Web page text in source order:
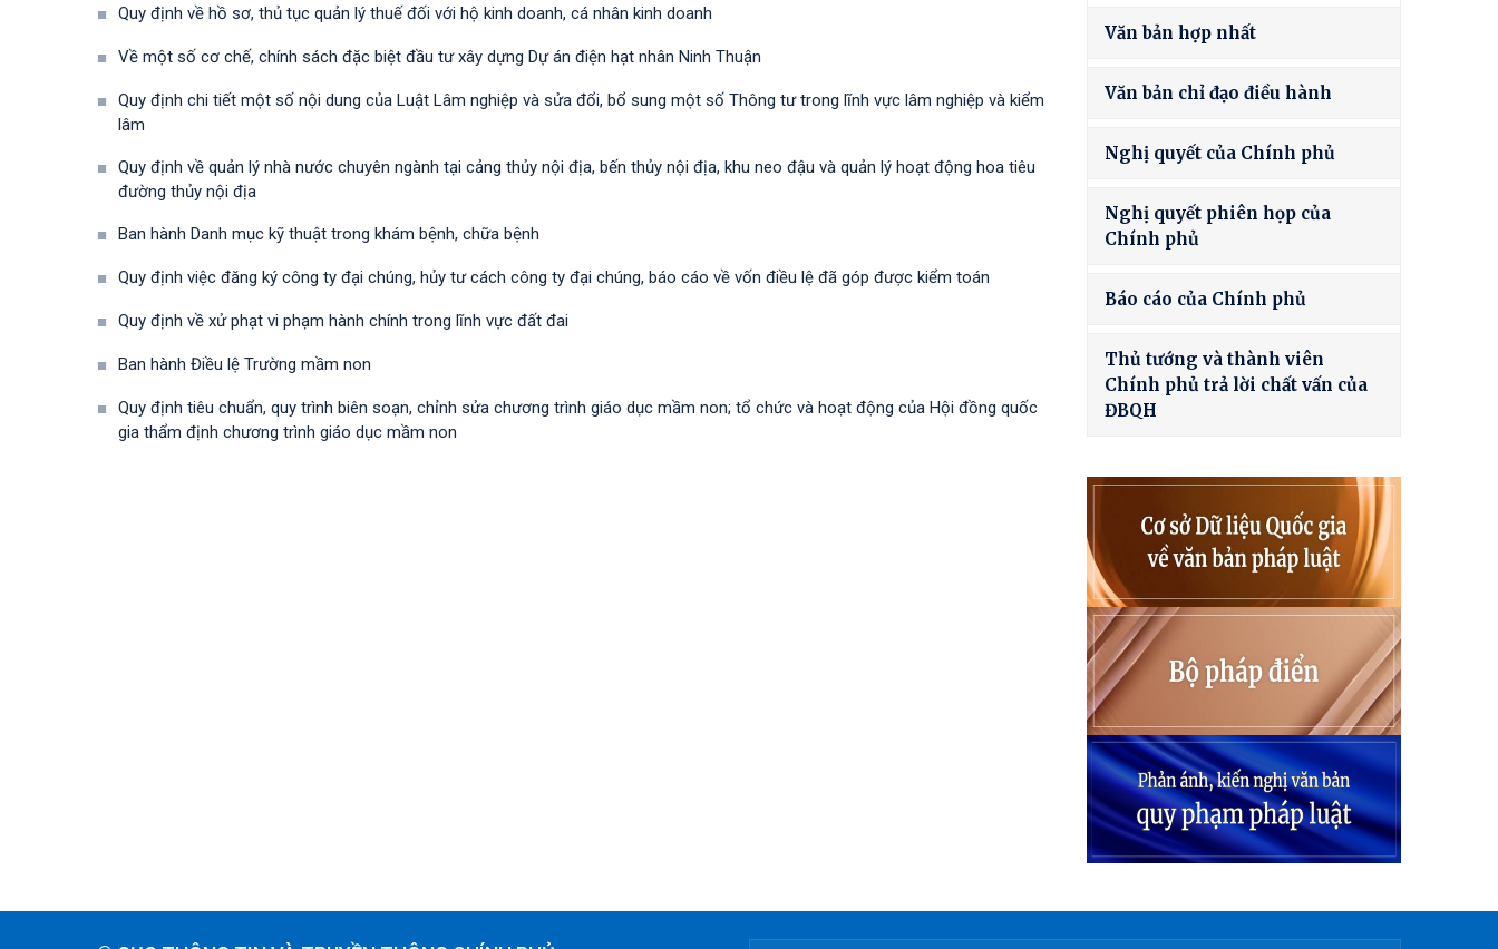
Quy định về hồ sơ, thủ tục quản lý thuế đối với hộ kinh doanh, cá nhân kinh doanh
Về một số cơ chế, chính sách đặc biệt đầu tư xây dựng Dự án điện hạt nhân Ninh Thuận
Quy định chi tiết một số nội dung của Luật Lâm nghiệp và sửa đổi, bổ sung một số Thông tư trong lĩnh vực lâm nghiệp và kiểm
lâm
Quy định về quản lý nhà nước chuyên ngành tại cảng thủy nội địa, bến thủy nội địa, khu neo đậu và quản lý hoạt động hoa tiêu
đường thủy nội địa
Ban hành Danh mục kỹ thuật trong khám bệnh, chữa bệnh
Quy định việc đăng ký công ty đại chúng, hủy tư cách công ty đại chúng, báo cáo về vốn điều lệ đã góp được kiểm toán
Quy định về xử phạt vi phạm hành chính trong lĩnh vực đất đai
Ban hành Điều lệ Trường mầm non
Quy định tiêu chuẩn, quy trình biên soạn, chỉnh sửa chương trình giáo dục mầm non; tổ chức và hoạt động của Hội đồng quốc
gia thẩm định chương trình giáo dục mầm non
Văn bản hợp nhất
Văn bản chỉ đạo điều hành
Nghị quyết của Chính phủ
Nghị quyết phiên họp của
Chính phủ
Báo cáo của Chính phủ
Thủ tướng và thành viên
Chính phủ trả lời chất vấn của
ĐBQH